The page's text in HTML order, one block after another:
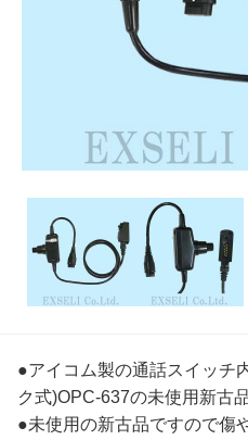
●アイコム製の通話スイッチ
ク式)OPC-637の未使用新古品
●未使用の新古品ですので傷